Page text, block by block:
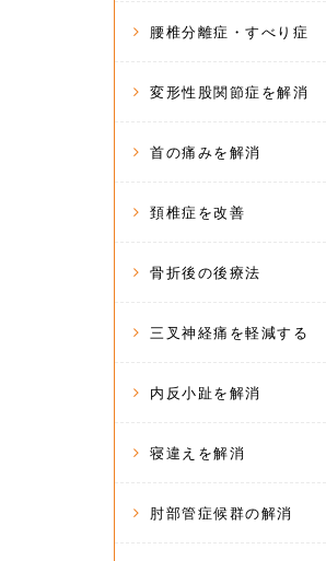
腰椎分離症・すべり症
変形性股関節症を解消
首の痛みを解消
頚椎症を改善
骨折後の後療法
三叉神経痛を軽減する
内反小趾を解消
寝違えを解消
肘部管症候群の解消